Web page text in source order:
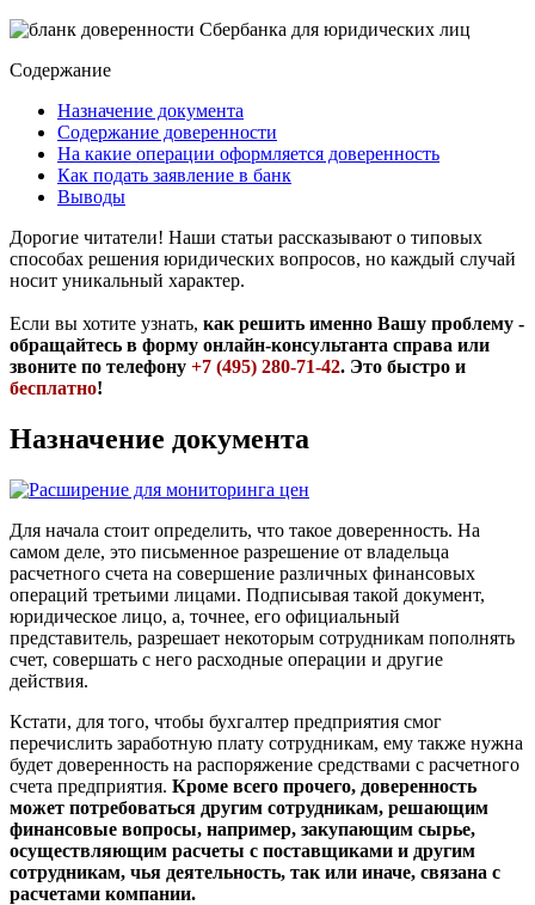
Содержание
Назначение документа
Содержание доверенности
На какие операции оформляется доверенность
Как подать заявление в банк
Выводы
Дорогие читатели! Наши статьи рассказывают о типовых
способах решения юридических вопросов, но каждый случай
носит уникальный характер.
Если вы хотите узнать, как решить именно Вашу проблему -
обращайтесь в форму онлайн-консультанта справа или
звоните по телефону +7 (495) 280-71-42. Это быстро и
бесплатно!
Назначение документа
Для начала стоит определить, что такое доверенность. На
самом деле, это письменное разрешение от владельца
расчетного счета на совершение различных финансовых
операций третьими лицами. Подписывая такой документ,
юридическое лицо, а, точнее, его официальный
представитель, разрешает некоторым сотрудникам пополнять
счет, совершать с него расходные операции и другие
действия.
Кстати, для того, чтобы бухгалтер предприятия смог
перечислить заработную плату сотрудникам, ему также нужна
будет доверенность на распоряжение средствами с расчетного
счета предприятия. Кроме всего прочего, доверенность
может потребоваться другим сотрудникам, решающим
финансовые вопросы, например, закупающим сырье,
осуществляющим расчеты с поставщиками и другим
сотрудникам, чья деятельность, так или иначе, связана с
расчетами компании.